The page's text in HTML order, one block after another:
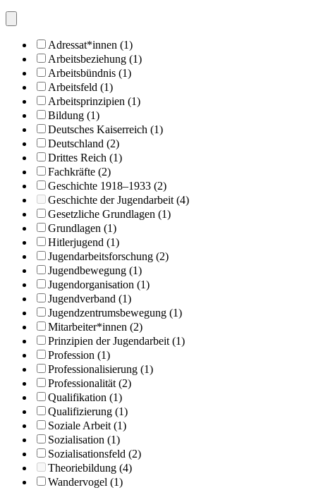
Adressat*innen (1)
Arbeitsbeziehung (1)
Arbeitsbündnis (1)
Arbeitsfeld (1)
Arbeitsprinzipien (1)
Bildung (1)
Deutsches Kaiserreich (1)
Deutschland (2)
Drittes Reich (1)
Fachkräfte (2)
Geschichte 1918–1933 (2)
Geschichte der Jugendarbeit (4)
Gesetzliche Grundlagen (1)
Grundlagen (1)
Hitlerjugend (1)
Jugendarbeitsforschung (2)
Jugendbewegung (1)
Jugendorganisation (1)
Jugendverband (1)
Jugendzentrumsbewegung (1)
Mitarbeiter*innen (2)
Prinzipien der Jugendarbeit (1)
Profession (1)
Professionalisierung (1)
Professionalität (2)
Qualifikation (1)
Qualifizierung (1)
Soziale Arbeit (1)
Sozialisation (1)
Sozialisationsfeld (2)
Theoriebildung (4)
Wandervogel (1)